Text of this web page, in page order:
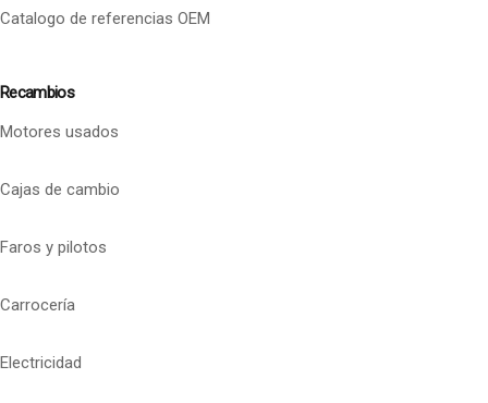
Catalogo de referencias OEM
Recambios
Motores usados
Cajas de cambio
Faros y pilotos
Carrocería
Electricidad